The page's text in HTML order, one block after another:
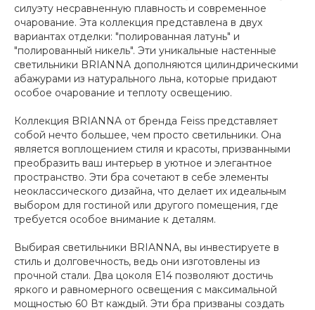
силуэту несравненную плавность и современное
очарование. Эта коллекция представлена в двух
вариантах отделки: "полированная латунь" и
"полированный никель". Эти уникальные настенные
светильники BRIANNA дополняются цилиндрическими
абажурами из натурального льна, которые придают
особое очарование и теплоту освещению.
Коллекция BRIANNA от бренда Feiss представляет
собой нечто большее, чем просто светильники. Она
является воплощением стиля и красоты, призванными
преобразить ваш интерьер в уютное и элегантное
пространство. Эти бра сочетают в себе элементы
неоклассического дизайна, что делает их идеальным
выбором для гостиной или другого помещения, где
требуется особое внимание к деталям.
Выбирая светильники BRIANNA, вы инвестируете в
стиль и долговечность, ведь они изготовлены из
прочной стали. Два цоколя E14 позволяют достичь
яркого и равномерного освещения с максимальной
мощностью 60 Вт каждый. Эти бра призваны создать